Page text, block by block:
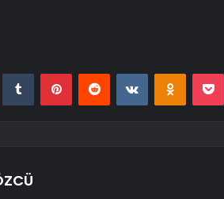
Tumblr PinterestReddit VKontakte